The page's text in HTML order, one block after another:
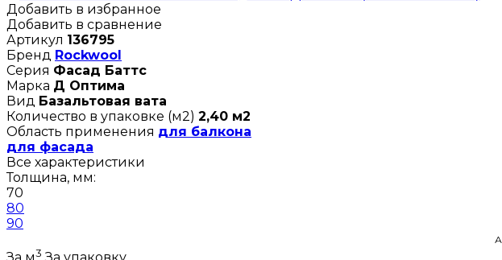
Добавить в избранное
Добавить в сравнение
Артикул 136795
Бренд Rockwool
Серия Фасад Баттс
Марка Д Оптима
Вид Базальтовая вата
Количество в упаковке (м2) 2,40 м2
Область применения для балкона
для фасада
Все характеристики
Толщина, мм:
70
80
90
3